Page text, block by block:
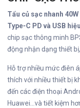
Tẩu củ sạc nhanh
Type-C PD và USB
chip sạc thông minh
động nhận dạng thiết
Hỗ trợ nhiều mức điên
thích với nhiều thiết bị
đến các điện thoại
Huawei...và tiết kiệm